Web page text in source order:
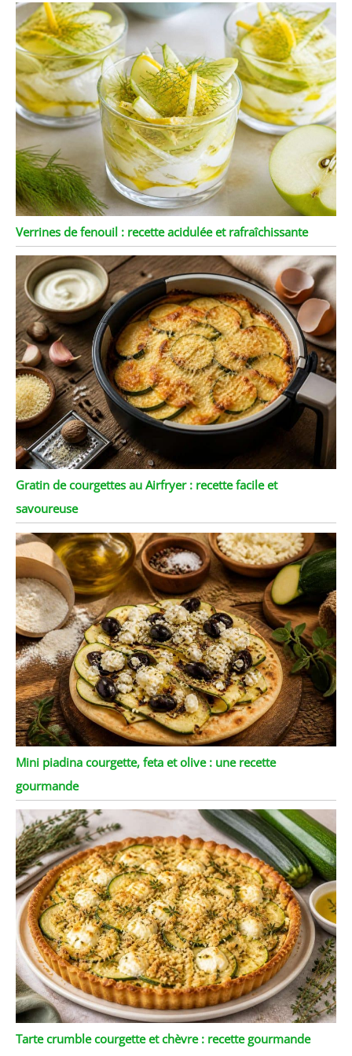
Verrines de fenouil : recette acidulée et rafraîchissante
Gratin de courgettes au Airfryer : recette facile et
savoureuse
Mini piadina courgette, feta et olive : une recette
gourmande
Tarte crumble courgette et chèvre : recette gourmande